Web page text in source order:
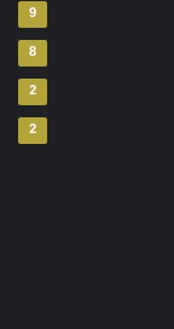
9
8
2
2